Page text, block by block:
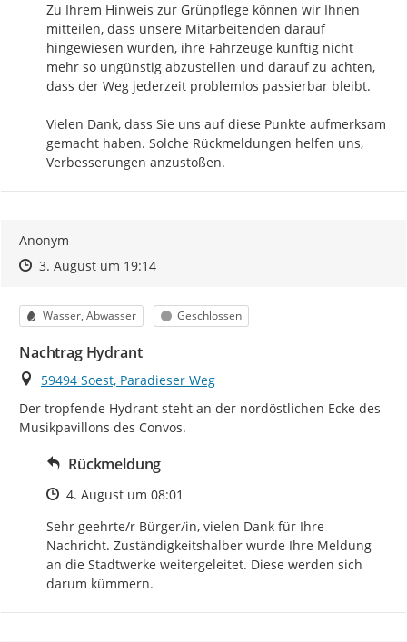
Zu Ihrem Hinweis zur Grünpflege können wir Ihnen
mitteilen, dass unsere Mitarbeitenden darauf
hingewiesen wurden, ihre Fahrzeuge künftig nicht
mehr so ungünstig abzustellen und darauf zu achten,
dass der Weg jederzeit problemlos passierbar bleibt.
Vielen Dank, dass Sie uns auf diese Punkte aufmerksam
gemacht haben. Solche Rückmeldungen helfen uns,
Verbesserungen anzustoßen.
Anonym
Zeitpunkt des Erstellens
Zeitpunkt des Erstellens
3. August um 19:14Zur Äußerung
Kategorie
Wasser, Abwasser Status
Geschlossen
Nachtrag Hydrant
Ort
59494 Soest, Paradieser Weg
Der tropfende Hydrant steht an der nordöstlichen Ecke des
Musikpavillons des Convos.
Rückmeldung
Zeitpunkt des Erstellens
4. August um 08:01
Sehr geehrte/r Bürger/in, vielen Dank für Ihre
Nachricht. Zuständigkeitshalber wurde Ihre Meldung
an die Stadtwerke weitergeleitet. Diese werden sich
darum kümmern.